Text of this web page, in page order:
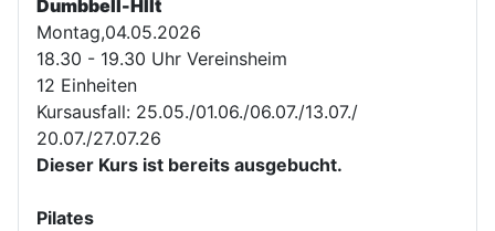
Dumbbell-HIIt
Montag,04.05.2026
18.30 - 19.30 Uhr Vereinsheim
12 Einheiten
Kursausfall: 25.05./01.06./06.07./13.07./
20.07./27.07.26
Dieser Kurs ist bereits ausgebucht.
Pilates